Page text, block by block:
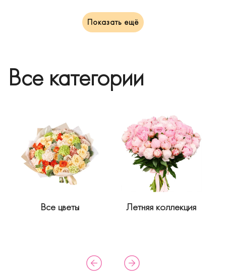
Показать ещё
Все категории
Все цветы Летняя коллекция